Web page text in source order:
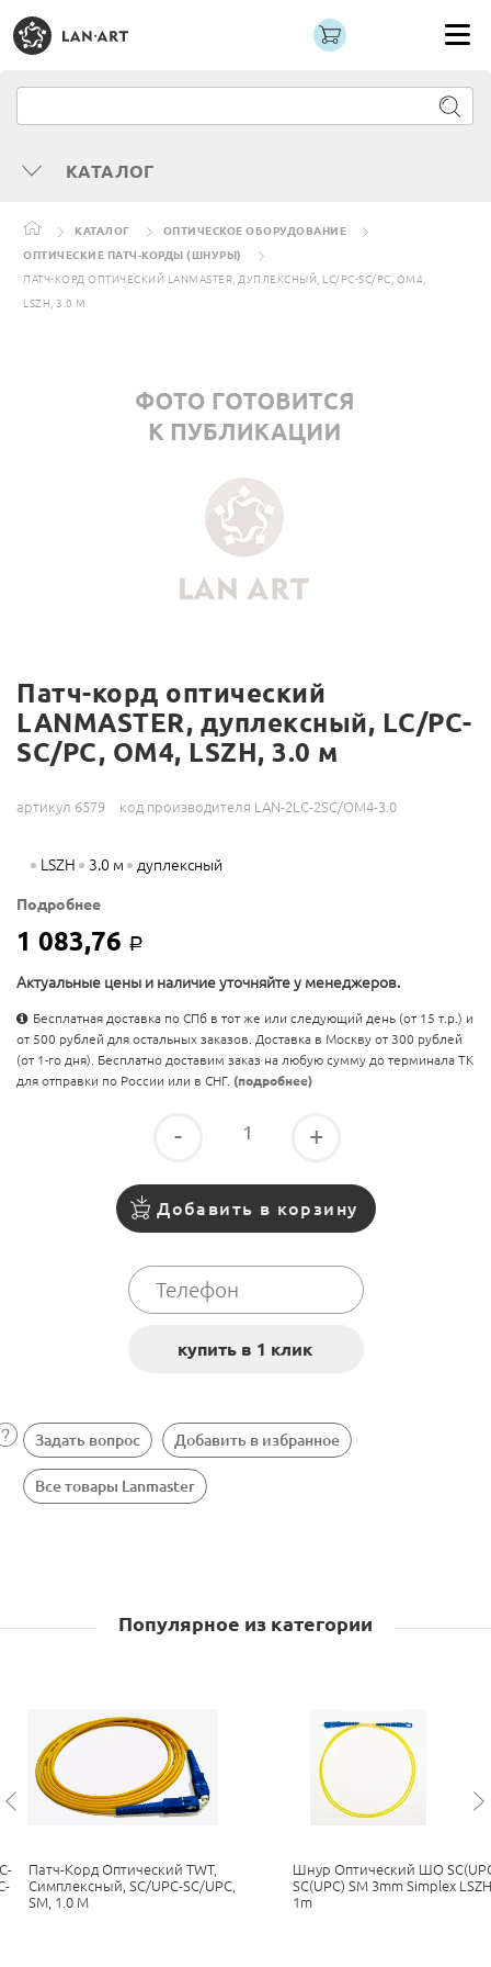
КАТАЛОГ
КАТАЛОГ
ОПТИЧЕСКОЕ ОБОРУДОВАНИЕ
ОПТИЧЕСКИЕ ПАТЧ-КОРДЫ (ШНУРЫ)
ПАТЧ-КОРД ОПТИЧЕСКИЙ LANMASTER, ДУПЛЕКСНЫЙ, LC/PC-SC/PC, OM4,
LSZH, 3.0 М
Патч-корд оптический
LANMASTER, дуплексный, LC/PC-
SC/PC, OM4, LSZH, 3.0 м
артикул 6579 код производителя LAN-2LC-2SC/OM4-3.0
LSZH 3.0 м дуплексный
Подробнее
1 083,76 Р
Актуальные цены и наличие уточняйте у менеджеров.
Бесплатная доставка по СПб в тот же или следующий день (от 15 т.р.) и
от 500 рублей для остальных заказов. Доставка в Москву от 300 рублей
(от 1-го дня). Бесплатно доставим заказ на любую сумму до терминала ТК
для отправки по России или в СНГ. (подробнее)
- +
Добавить в корзину
Задать вопрос Добавить в избранное
Все товары Lanmaster
Популярное из категории
Патч-Корд Оптический TWT,
Симплексный, SC/UPC-SC/UPC,
SM, 1.0 М
Шнур Оптический ШО
SC(UPC) SM 3mm Simplex LSZH
1m